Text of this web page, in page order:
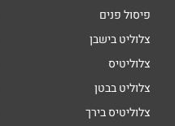
פיסול פנים
צלוליט בישבן
צלוליטיס
צלוליט בבטן
צלוליטיס בירך